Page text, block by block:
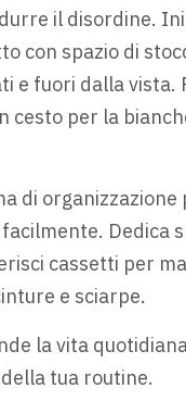
il disordine.
con spazio di
e fuori dalla vista.
cesto per la
di
Dedica
cassetti per
e sciarpe.
la vita
tua routine.